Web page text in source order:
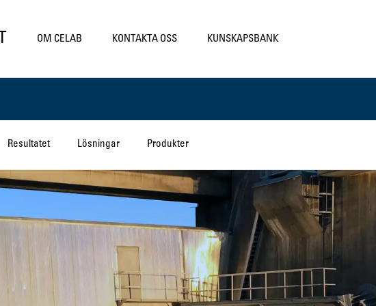
OM CELAB KONTAKTA OSS KUNSKAPSBANK
Resultatet Lösningar Produkter